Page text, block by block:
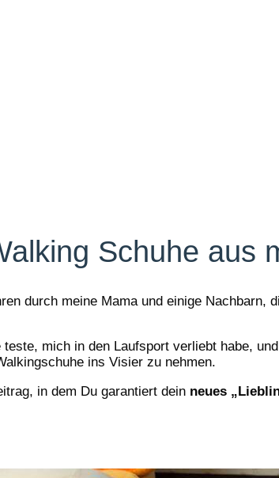
Schuhe aus
durch meine Mama und einige Nachbarn,
mich in den Laufsport verliebt habe,
ins Visier zu nehmen.
in dem Du garantiert dein neues